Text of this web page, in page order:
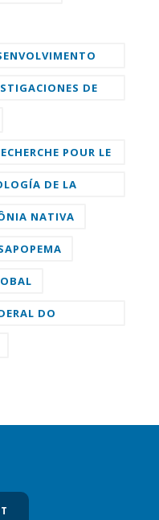
DE
POUR LE
DE LA
NATIVA
DO